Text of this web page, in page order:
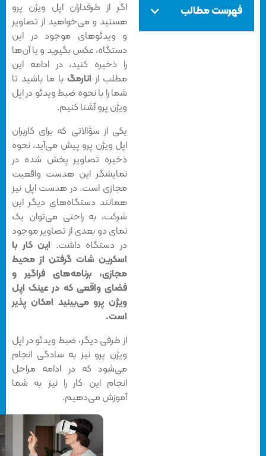
فهرست مطالب
اگر از طرفداران اپل ویژن پرو
هستید و می‌خواهید از تصاویر
و ویدئوهای موجود در این
دستگاه، عکس بگیرید و یا آن‌ها
را ذخیره کنید، در ادامه این
مطلب ازانارمگبا ما باشید تا
شما را با نحوه ضبط ویدئو در اپل
ویژن پرو آشنا کنیم.
یکی از سؤالاتی که برای کاربران
اپل ویژن پرو پیش می‌آید، نحوه
ذخیره تصاویر پخش شده در
نمایشگر این هدست واقعیت
مجازی است. در هدست اپل نیز
همانند دستگاه‌های دیگر این
شرکت، به راحتی می‌توان یک
نمای دو بعدی از تصاویر موجود
در دستگاه داشت.این کار با
اسکرین شات گرفتن از محیط
مجازی، برنامه‌های فراگیر و
فضای واقعی که در عینک اپل
ویژن پرو می‌بینید امکان پذیر
است.
از طرفی دیگر، ضبط ویدئو در اپل
ویژن پرو نیز به سادگی انجام
می‌شود که در ادامه مراحل
انجام این کار را نیز به شما
آموزش می‌دهیم.